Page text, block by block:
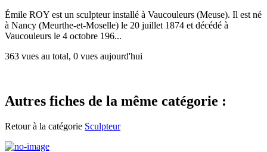
Émile ROY est un sculpteur installé à Vaucouleurs (Meuse). Il est né
à Nancy (Meurthe-et-Moselle) le 20 juillet 1874 et décédé à
Vaucouleurs le 4 octobre 196...
363 vues au total, 0 vues aujourd'hui
Autres fiches de la même catégorie :
Retour à la catégorie Sculpteur